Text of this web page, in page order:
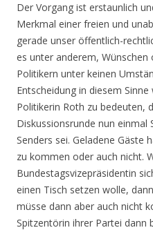
Der Vorgang ist erstaunlich
Merkmal einer freien und
gerade unser öffentlich-
es unter anderem, Wünschen
Politikern unter keinen
Entscheidung in diesem
Politikerin Roth zu bedeuten,
Diskussionsrunde nun einmal
Senders sei. Geladene Gäste
zu kommen oder auch nicht.
Bundestagsvizepräsidentin
einen Tisch setzen wolle,
müsse dann aber auch nicht
Spitzentörin ihrer Partei dann